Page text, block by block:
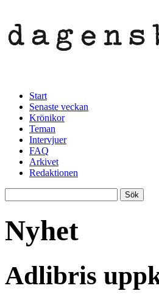
Start
Senaste veckan
Krönikor
Teman
Intervjuer
FAQ
Arkivet
Redaktionen
Nyhet
Adlibris